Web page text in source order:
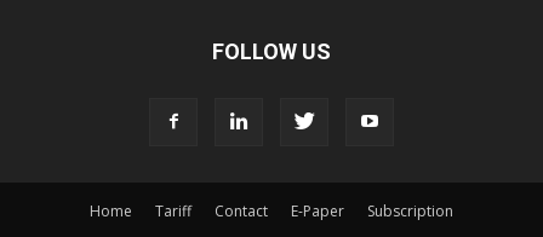
FOLLOW US
Home Tariff Contact E-Paper Subscription